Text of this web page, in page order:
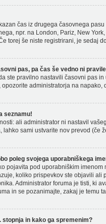
čas iz drugega časovnega
npr. na London, Pariz, New
torej še niste registrirani, je sedaj
pas, pa čas še vedno ni
ste pravilno nastavili časovni pas
opozorite administratorja na napako,
seznamu!
ali administrator ni nastavil
lahko sami ustvarite nov prevod (če
poleg svojega uporabniškega
pojavita pod uporabniškim
koliko prispevkov ste objavili
Administrator foruma je tisti, ki
in se pozanimajte, zakaj je temu
stopnja in kako ga spremenim?